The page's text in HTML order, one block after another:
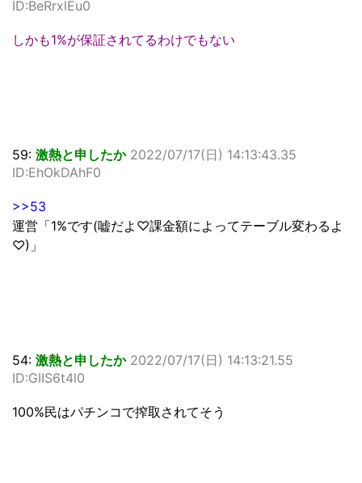
ID:BeRrxlEu0
しかも1%が保証されてるわけでもない
59: 激熱と申したか 2022/07/17(日) 14:13:43.35
ID:EhOkDAhF0
>>53
運営「1%です(嘘だよ♡課金額によってテーブル変わるよ
♡)」
54: 激熱と申したか 2022/07/17(日) 14:13:21.55
ID:GIIS6t4l0
100%民はパチンコで搾取されてそう